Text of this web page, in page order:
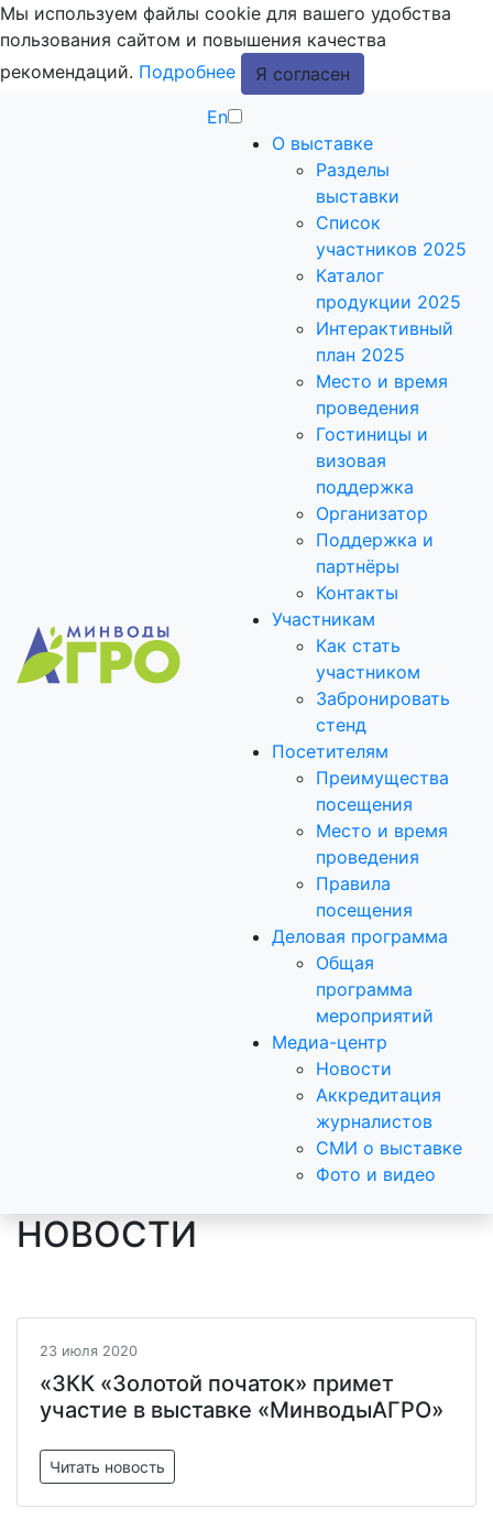
Мы используем файлы cookie для вашего удобства
пользования сайтом и повышения качества
рекомендаций. Подробнее
Я согласен
En
О выставке
Разделы
выставки
Список
участников 2025
Каталог
продукции 2025
Интерактивный
план 2025
Место и время
проведения
Гостиницы и
визовая
поддержка
Организатор
Поддержка и
партнёры
Контакты
Участникам
Как стать
участником
Забронировать
стенд
Посетителям
Преимущества
посещения
Место и время
проведения
Правила
посещения
Деловая программа
Общая
программа
мероприятий
Медиа-центр
Новости
Аккредитация
журналистов
СМИ о выставке
Фото и видео
НОВОСТИ
23 июля 2020
«ЗКК «Золотой початок» примет
участие в выставке «МинводыАГРО»
Читать новость